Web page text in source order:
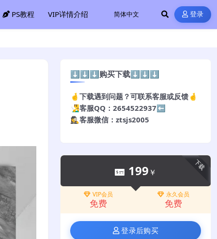
PS教程 VIP详情介绍 登录
⬇️⬇️⬇️购买下载⬇️⬇️⬇️
🤞下载遇到问题？可联系客服或反馈🤞
🧏‍♂️客服QQ：2654522937⬅️
🕵️‍♀️客服微信：ztsjs2005
下载
199 ￥
VIP会员
免费
永久会员
免费
登录后购买